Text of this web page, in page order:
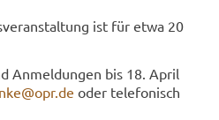
ist für etwa 20
An­mel­dun­gen bis 18. April
oder te­le­fo­nisch